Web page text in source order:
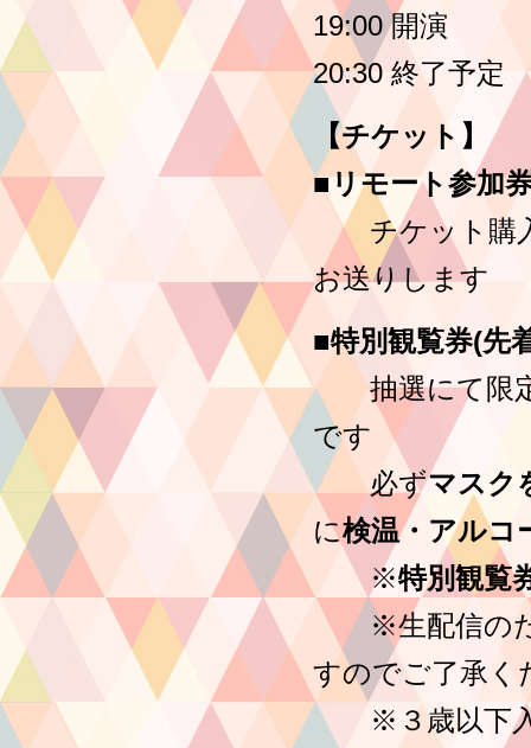
19:00 開演
20:30 終了予定
【チケット】
■リモート参加
チケット購入
お送りします
■特別観覧券(先
抽選にて限定
です
必ずマスク
に検温・アルコ
※特別観覧
※生配信のた
すのでご了承く
※３歳以下